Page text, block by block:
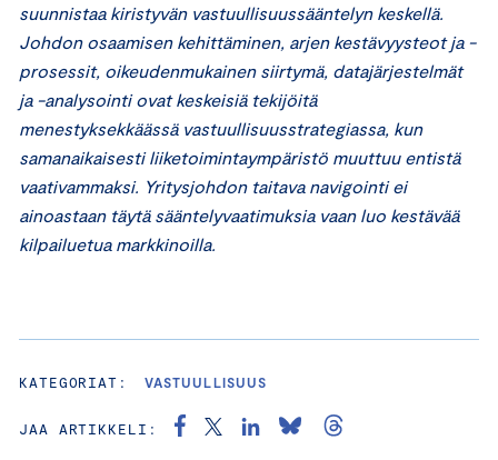
suunnistaa kiristyvän vastuullisuussääntelyn keskellä.
Johdon osaamisen kehittäminen, arjen kestävyysteot ja -
prosessit, oikeudenmukainen siirtymä, datajärjestelmät
ja -analysointi ovat keskeisiä tekijöitä
menestyksekkäässä vastuullisuusstrategiassa, kun
samanaikaisesti liiketoimintaympäristö muuttuu entistä
vaativammaksi. Yritysjohdon taitava navigointi ei
ainoastaan täytä sääntelyvaatimuksia vaan luo kestävää
kilpailuetua markkinoilla.
KATEGORIAT: VASTUULLISUUS
JAA ARTIKKELI: